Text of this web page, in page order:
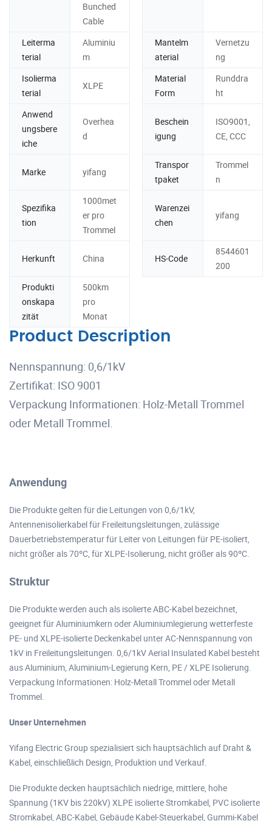
Bunched
Cable
Leiterma
terial
Aluminiu
m
Mantelm
aterial
Vernetzu
ng
Isolierma
terial
XLPE
Material
Form
Runddra
ht
Anwend
ungsbere
iche
Overhea
d
Beschein
igung
ISO9001,
CE, CCC
Marke yifang
Transpor
tpaket
Trommel
n
Spezifika
tion
1000met
er pro
Trommel
Warenzei
chen
yifang
Herkunft China HS-Code
8544601
200
Produkti
onskapa
zität
500km
pro
Monat
Product Description
Nennspannung: 0,6/1kV
Zertifikat: ISO 9001
Verpackung Informationen: Holz-Metall Trommel
oder Metall Trommel.
Anwendung
Die Produkte gelten für die Leitungen von 0,6/1kV,
Antennenisolierkabel für Freileitungsleitungen, zulässige
Dauerbetriebstemperatur für Leiter von Leitungen für PE-isoliert,
nicht größer als 70ºC, für XLPE-Isolierung, nicht größer als 90ºC.
Struktur
Die Produkte werden auch als isolierte ABC-Kabel bezeichnet,
geeignet für Aluminiumkern oder Aluminiumlegierung wetterfeste
PE- und XLPE-isolierte Deckenkabel unter AC-Nennspannung von
1kV in Freileitungsleitungen. 0,6/1kV Aerial Insulated Kabel besteht
aus Aluminium, Aluminium-Legierung Kern, PE / XLPE Isolierung.
Verpackung Informationen: Holz-Metall Trommel oder Metall
Trommel.
Unser Unternehmen
Yifang Electric Group spezialisiert sich hauptsächlich auf Draht &
Kabel, einschließlich Design, Produktion und Verkauf.
Die Produkte decken hauptsächlich niedrige, mittlere, hohe
Spannung (1KV bis 220kV) XLPE isolierte Stromkabel, PVC isolierte
Stromkabel, ABC-Kabel, Gebäude Kabel-Steuerkabel, Gummi-Kabel